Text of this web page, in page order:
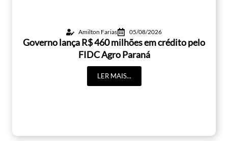
Amilton Farias 05/08/2026
Governo lança R$ 460 milhões em crédito pelo
FIDC Agro Paraná
LER MAIS...